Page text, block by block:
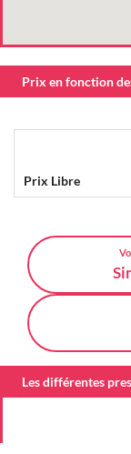
Prix en fonction
Les différentes